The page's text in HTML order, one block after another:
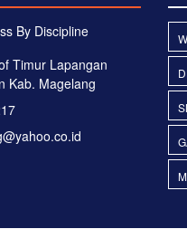
By Discipline
Timur Lapangan
Kab. Magelang